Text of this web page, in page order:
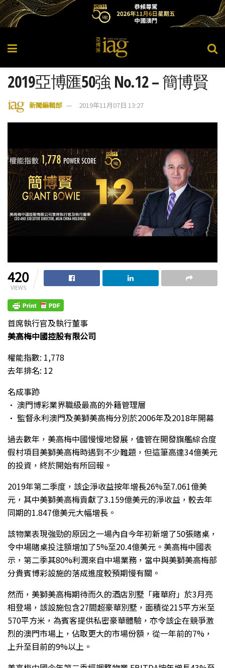
2019亞博匯50強 No.12 – 簡博賢
新聞編輯部 2019年11月07日 13:27
420
VIEWS
首席執行官及執行董事
美高梅中國控股有限公司
權能指數: 1,778
去年排名: 12
名成事跡
• 澳門博彩業界職級最高的外籍管理層
• 監督永利澳門及美獅美高梅分別於2006年及2018年開幕
過去數年，美高梅中國慢慢地發展，儘管在開發旗艦綜合度
假村項目美獅美高梅時遇到不少難題，但這筆高達34億美元
的投資，終於開始有所回報。
2019年第二季度，該企淨收益按年增長26%至7.061億美
元，其中美獅美高梅貢獻了3.159億美元的淨收益，較去年
同期的1.847億美元大幅增長。
該物業表現強勁的原因之一場內自今年初新增了50張賭桌，
令中場賭桌投注額增加了5%至20.4億美元。美高梅中國表
示，第二季其80%利潤來自中場業務，當中與美獅美高梅部
分貴賓博彩設施的落成進度較預期慢有關。
然而，美獅美高梅期待而久的酒店別墅「雍華府」於3月亮
相登場，該設施包含27間超豪華別墅，面積從215平方米至
570平方米，為賓客提供私密豪華體驗，亦令該企在競爭激
烈的澳門市場上，佔取更大的市場份額，從一年前的7%，
上升至目前的9%以上。